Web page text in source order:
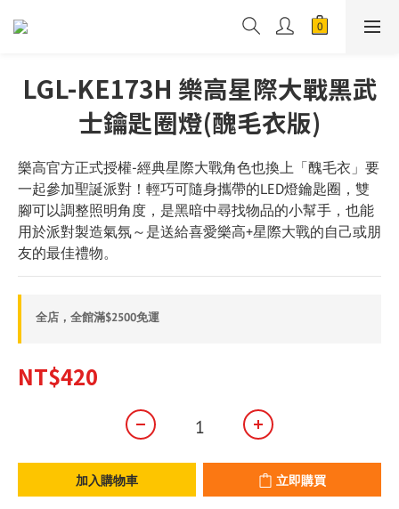
LGL-KE173H 樂高星際大戰黑武
士鑰匙圈燈(醜毛衣版)
樂高官方正式授權-經典星際大戰角色也換上「醜毛衣」要
一起參加聖誕派對！輕巧可隨身攜帶的LED燈鑰匙圈，雙
腳可以調整照明角度，是黑暗中尋找物品的小幫手，也能
用於派對製造氣氛～是送給喜愛樂高+星際大戰的自己或朋
友的最佳禮物。
全店，全館滿$2500免運
NT$420
加入購物車 立即購買